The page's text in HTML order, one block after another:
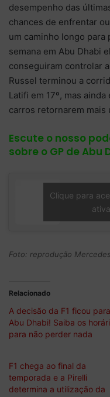
desempenho das
chances de enfrentar
um caminho longo
semana em Abu Dhabi
conseguiram controlar
Russel terminou a
Latifi em 17º, mas
carros retornarem mais
Escute o nosso
sobre o GP de Abu
Clique para
Foto: reprodução
Relacionado
A decisão da F1 ficou para
Abu Dhabi! Saiba os
para não perder nada
F1 chega ao final da
temporada e a Pirelli
determina a utilização da